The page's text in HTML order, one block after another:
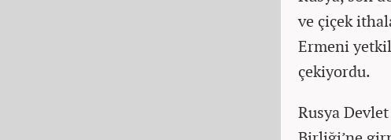
ve çiçek
Ermeni
çekiyordu.
Rusya